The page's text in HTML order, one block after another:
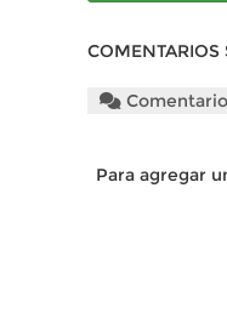
Para agregar